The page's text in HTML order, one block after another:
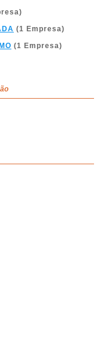
(1 Empresa)
(1 Empresa)